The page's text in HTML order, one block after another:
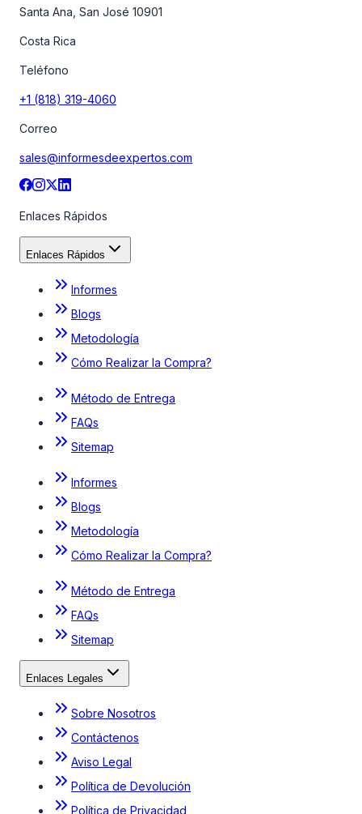
Santa Ana, San José 10901
Costa Rica
Teléfono
+1 (818) 319-4060
Correo
sales@informesdeexpertos.com
Enlaces Rápidos
Enlaces Rápidos
Informes
Blogs
Metodología
Cómo Realizar la Compra?
Método de Entrega
FAQs
Sitemap
Informes
Blogs
Metodología
Cómo Realizar la Compra?
Método de Entrega
FAQs
Sitemap
Enlaces Legales
Sobre Nosotros
Contáctenos
Aviso Legal
Política de Devolución
Política de Privacidad